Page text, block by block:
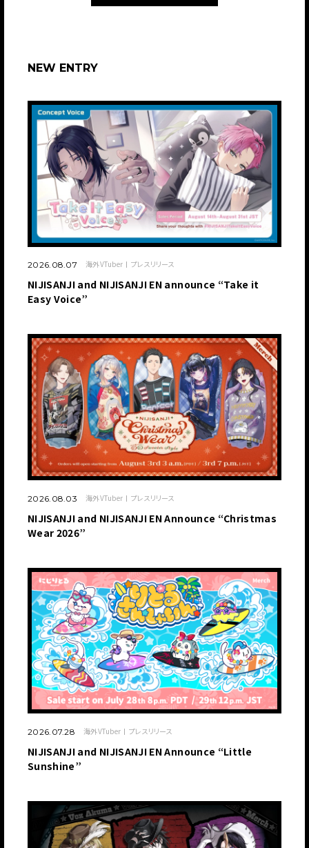
NEW ENTRY
2026.08.07 海外VTuber プレスリリース
NIJISANJI and NIJISANJI EN announce “Take it
Easy Voice”
2026.08.03 海外VTuber プレスリリース
NIJISANJI and NIJISANJI EN Announce “Christmas
Wear 2026”
2026.07.28 海外VTuber プレスリリース
NIJISANJI and NIJISANJI EN Announce “Little
Sunshine”